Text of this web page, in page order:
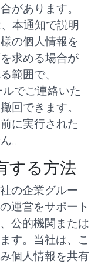
があります。
本通知で説明
の個人情報を
求める場合が
範囲で、
ルでご連絡いた
回できます。
に実行された
。
する方法
の企業グルー
運営をサポート
公的機関または
す。当社は、こ
個人情報を共有